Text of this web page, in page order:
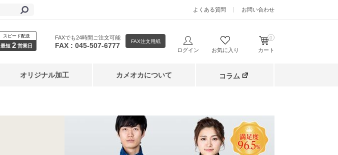
よくある質問 お問い合わせ
スピード配送
最短 2 営業日
FAXでも24時間ご注文可能
FAX : 045-507-6777 FAX注文用紙
ログイン お気に入り カート
0
オリジナル加工 カメオカについて コラム